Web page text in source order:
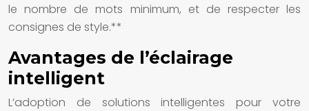
le nombre de mots minimum, et de respecter les
consignes de style.**
Avantages de l’éclairage
intelligent
L’adoption de solutions intelligentespour votre